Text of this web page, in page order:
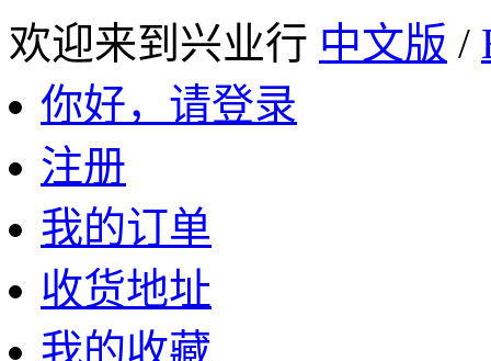
欢迎来到兴业行 中文版 /
你好，请登录
注册
我的订单
收货地址
我的收藏